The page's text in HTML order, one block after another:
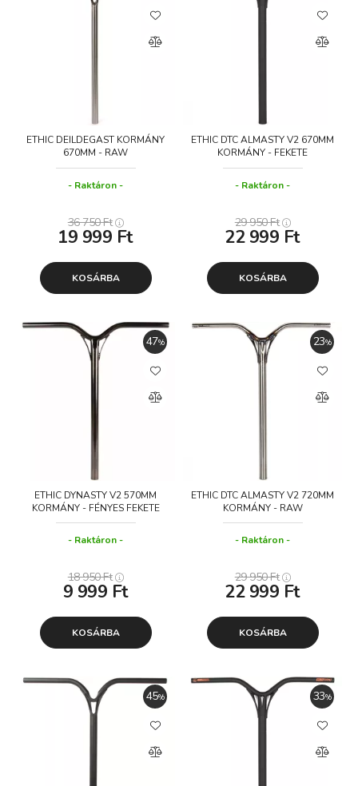
ETHIC DEILDEGAST KORMÁNY
670MM - RAW
Raktáron
36 750Ft
19 999 Ft
KOSÁRBA
ETHIC DTC ALMASTY V2 670MM
KORMÁNY - FEKETE
Raktáron
29 950Ft
22 999 Ft
KOSÁRBA
47
ETHIC DYNASTY V2 570MM
KORMÁNY - FÉNYES FEKETE
Raktáron
18 950Ft
9 999 Ft
KOSÁRBA
23
ETHIC DTC ALMASTY V2 720MM
KORMÁNY - RAW
Raktáron
29 950Ft
22 999 Ft
KOSÁRBA
45 33